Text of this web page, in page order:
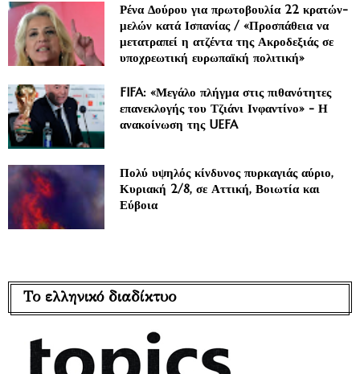
Ρένα Δούρου για πρωτοβουλία 22 κρατών-
μελών κατά Ισπανίας / «Προσπάθεια να
μετατραπεί η ατζέντα της Ακροδεξιάς σε
υποχρεωτική ευρωπαϊκή πολιτική»
FIFA: «Μεγάλο πλήγμα στις πιθανότητες
επανεκλογής του Τζιάνι Ινφαντίνο» - Η
ανακοίνωση της UEFA
Πολύ υψηλός κίνδυνος πυρκαγιάς αύριο,
Κυριακή 2/8, σε Αττική, Βοιωτία και
Εύβοια
Το ελληνικό διαδίκτυο